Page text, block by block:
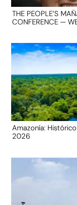
THE PEOPLE’S
CONFERENCE —
Amazonía:
2026